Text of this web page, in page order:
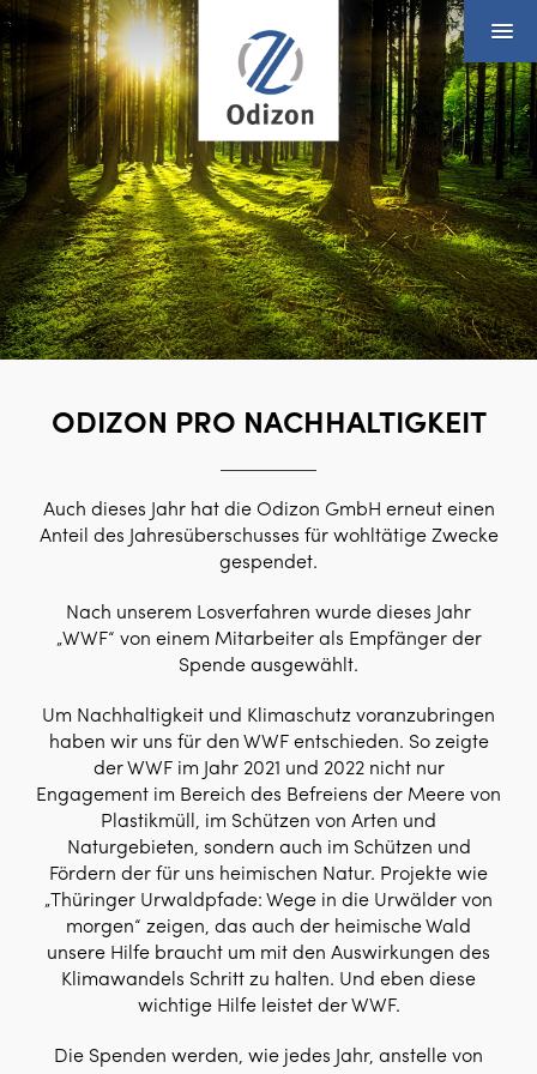
ODIZON PRO NACHHALTIGKEIT
Auch dieses Jahr hat die Odizon GmbH erneut einen
Anteil des Jahresüberschusses für wohltätige Zwecke
gespendet.
Nach unserem Losverfahren wurde dieses Jahr
„WWF“ von einem Mitarbeiter als Empfänger der
Spende ausgewählt.
Um Nachhaltigkeit und Klimaschutz voranzubringen
haben wir uns für den WWF entschieden. So zeigte
der WWF im Jahr 2021 und 2022 nicht nur
Engagement im Bereich des Befreiens der Meere von
Plastikmüll, im Schützen von Arten und
Naturgebieten, sondern auch im Schützen und
Fördern der für uns heimischen Natur. Projekte wie
„Thüringer Urwaldpfade: Wege in die Urwälder von
morgen“ zeigen, das auch der heimische Wald
unsere Hilfe braucht um mit den Auswirkungen des
Klimawandels Schritt zu halten. Und eben diese
wichtige Hilfe leistet der WWF.
Die Spenden werden, wie jedes Jahr, anstelle von